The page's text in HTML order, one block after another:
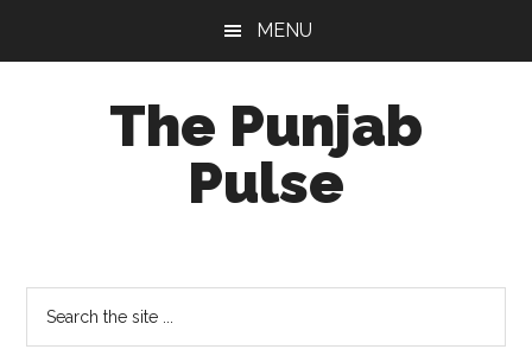
MENU
The Punjab
Pulse
Socio-
Cultural
Studies